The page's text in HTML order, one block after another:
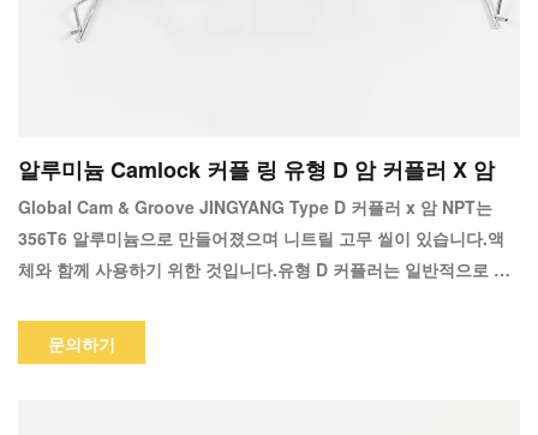
알루미늄 Camlock 커플 링 유형 D 암 커플러 X 암
Global Cam & Groove JINGYANG Type D 커플러 x 암 NPT는
356T6 알루미늄으로 만들어졌으며 니트릴 고무 씰이 있습니다.액
체와 함께 사용하기 위한 것입니다.유형 D 커플러는 일반적으로 동
어댑터와 DP는 호환됩니다.
문의하기